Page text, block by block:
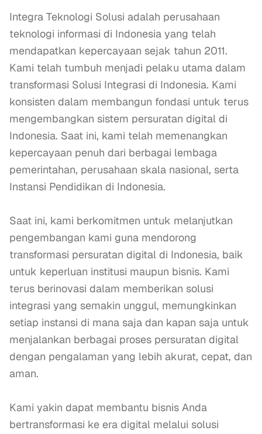
Integra Teknologi Solusi adalah perusahaan
teknologi informasi di Indonesia yang telah
mendapatkan kepercayaan sejak tahun 2011.
Kami telah tumbuh menjadi pelaku utama dalam
transformasi Solusi Integrasi di Indonesia. Kami
konsisten dalam membangun fondasi untuk terus
mengembangkan sistem persuratan digital di
Indonesia. Saat ini, kami telah memenangkan
kepercayaan penuh dari berbagai lembaga
pemerintahan, perusahaan skala nasional, serta
Instansi Pendidikan di Indonesia.
Saat ini, kami berkomitmen untuk melanjutkan
pengembangan kami guna mendorong
transformasi persuratan digital di Indonesia, baik
untuk keperluan institusi maupun bisnis. Kami
terus berinovasi dalam memberikan solusi
integrasi yang semakin unggul, memungkinkan
setiap instansi di mana saja dan kapan saja untuk
menjalankan berbagai proses persuratan digital
dengan pengalaman yang lebih akurat, cepat, dan
aman.
Kami yakin dapat membantu bisnis Anda
bertransformasi ke era digital melalui solusi